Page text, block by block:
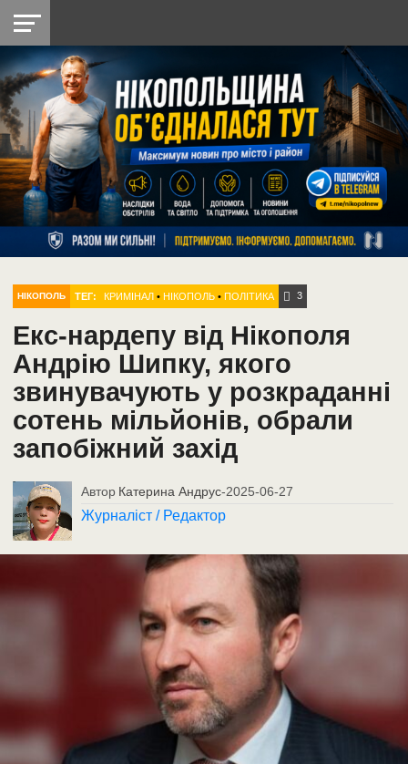
НІКОПОЛЬ
РАЙОН
СІЧЕСЛАВСЬКА
УКРАЇНА
РЕТРО
НІКОПОЛЬ
ЛАЙТ
УКРАЇНА
ДОПОМОГА
РАДІО
НІКОПОЛЬ ТЕГ: КРИМІНАЛ •НІКОПОЛЬ •ПОЛІТИКА 3
Екс-нардепу від Нікополя
Андрію Шипку, якого
звинувачують у розкраданні
сотень мільйонів, обрали
запобіжний захід
Автор Катерина Андрус-2025-06-27
Журналіст / Редактор